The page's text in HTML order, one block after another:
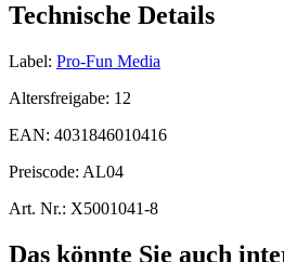
Technische Details
Label: Pro-Fun Media
Altersfreigabe: 12
EAN: 4031846010416
Preiscode: AL04
Art. Nr.: X5001041-8
Das könnte Sie auch